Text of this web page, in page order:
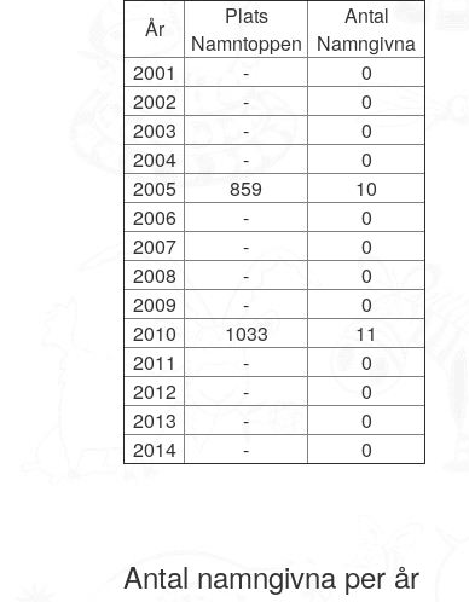
År
Plats
Namntoppen
Antal
Namngivna
2001
-
0
2002
-
0
2003
-
0
2004
-
0
2005
859
10
2006
-
0
2007
-
0
2008
-
0
2009
-
0
2010
1033
11
2011
-
0
2012
-
0
2013
-
0
2014
- 0
Antal namngivna per år